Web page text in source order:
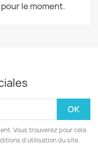
le moment.
Vous trouverez pour cela
d'utilisation du site.